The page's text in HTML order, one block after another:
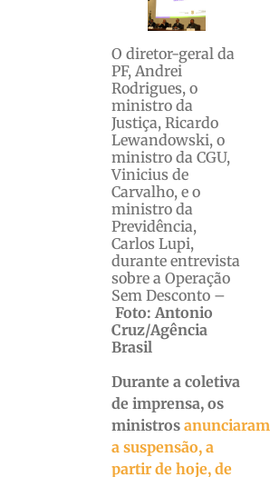
O diretor-geral da
PF, Andrei
Rodrigues, o
ministro da
Justiça, Ricardo
Lewandowski, o
ministro da CGU,
Vinicius de
Carvalho, e o
ministro da
Previdência,
Carlos Lupi,
durante entrevista
sobre a Operação
Sem Desconto –
Foto: Antonio
Cruz/Agência
Brasil
Durante a coletiva
de imprensa, os
ministros anunciaram
a suspensão, a
partir de hoje, de